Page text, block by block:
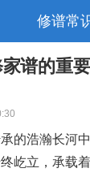
修谱常
谱的重
浩瀚长河中
屹立，承载